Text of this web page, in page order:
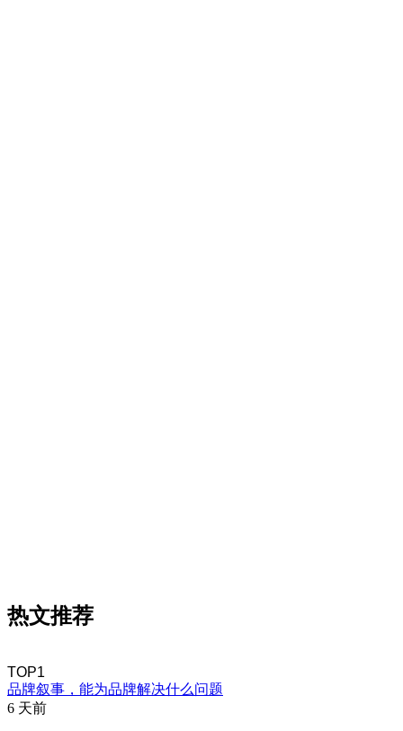
热文推荐
TOP1
品牌叙事，能为品牌解决什么问题
6 天前